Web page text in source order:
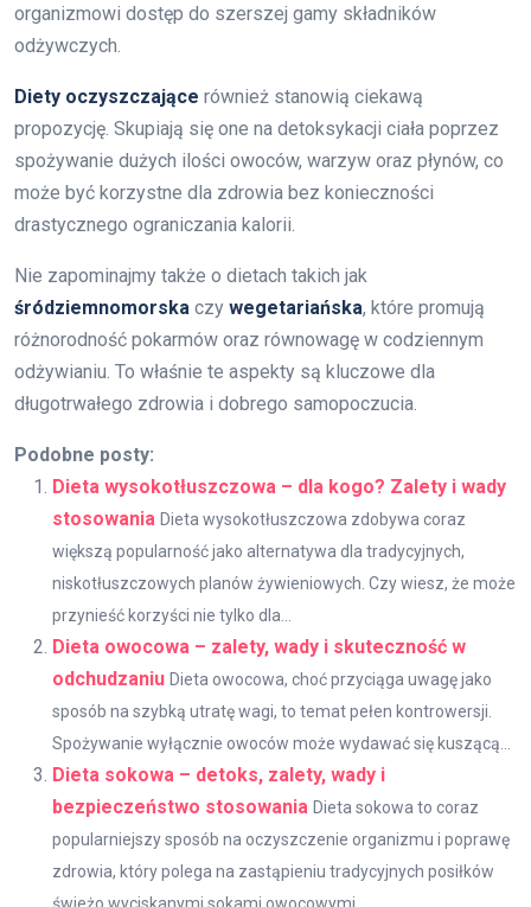
organizmowi dostęp do szerszej gamy składników
odżywczych.
Diety oczyszczające również stanowią ciekawą
propozycję. Skupiają się one na detoksykacji ciała poprzez
spożywanie dużych ilości owoców, warzyw oraz płynów, co
może być korzystne dla zdrowia bez konieczności
drastycznego ograniczania kalorii.
Nie zapominajmy także o dietach takich jak
śródziemnomorska czy wegetariańska, które promują
różnorodność pokarmów oraz równowagę w codziennym
odżywianiu. To właśnie te aspekty są kluczowe dla
długotrwałego zdrowia i dobrego samopoczucia.
Podobne posty:
Dieta wysokotłuszczowa – dla kogo? Zalety i wady
stosowania Dieta wysokotłuszczowa zdobywa coraz
większą popularność jako alternatywa dla tradycyjnych,
niskotłuszczowych planów żywieniowych. Czy wiesz, że może
przynieść korzyści nie tylko dla...
Dieta owocowa – zalety, wady i skuteczność w
odchudzaniu Dieta owocowa, choć przyciąga uwagę jako
sposób na szybką utratę wagi, to temat pełen kontrowersji.
Spożywanie wyłącznie owoców może wydawać się kuszącą...
Dieta sokowa – detoks, zalety, wady i
bezpieczeństwo stosowania Dieta sokowa to coraz
popularniejszy sposób na oczyszczenie organizmu i poprawę
zdrowia, który polega na zastąpieniu tradycyjnych posiłków
świeżo wyciskanymi sokami owocowymi...